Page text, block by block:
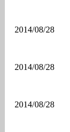
2014/08/28
2014/08/28
2014/08/28